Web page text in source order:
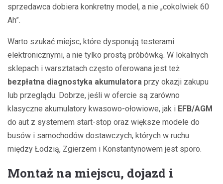
sprzedawca dobiera konkretny model, a nie „cokolwiek 60
Ah”.
Warto szukać miejsc, które dysponują testerami
elektronicznymi, a nie tylko prostą próbówką. W lokalnych
sklepach i warsztatach często oferowana jest też
bezpłatna diagnostyka akumulatora przy okazji zakupu
lub przeglądu. Dobrze, jeśli w ofercie są zarówno
klasyczne akumulatory kwasowo-ołowiowe, jak i EFB/AGM
do aut z systemem start-stop oraz większe modele do
busów i samochodów dostawczych, których w ruchu
między Łodzią, Zgierzem i Konstantynowem jest sporo.
Montaż na miejscu, dojazd i